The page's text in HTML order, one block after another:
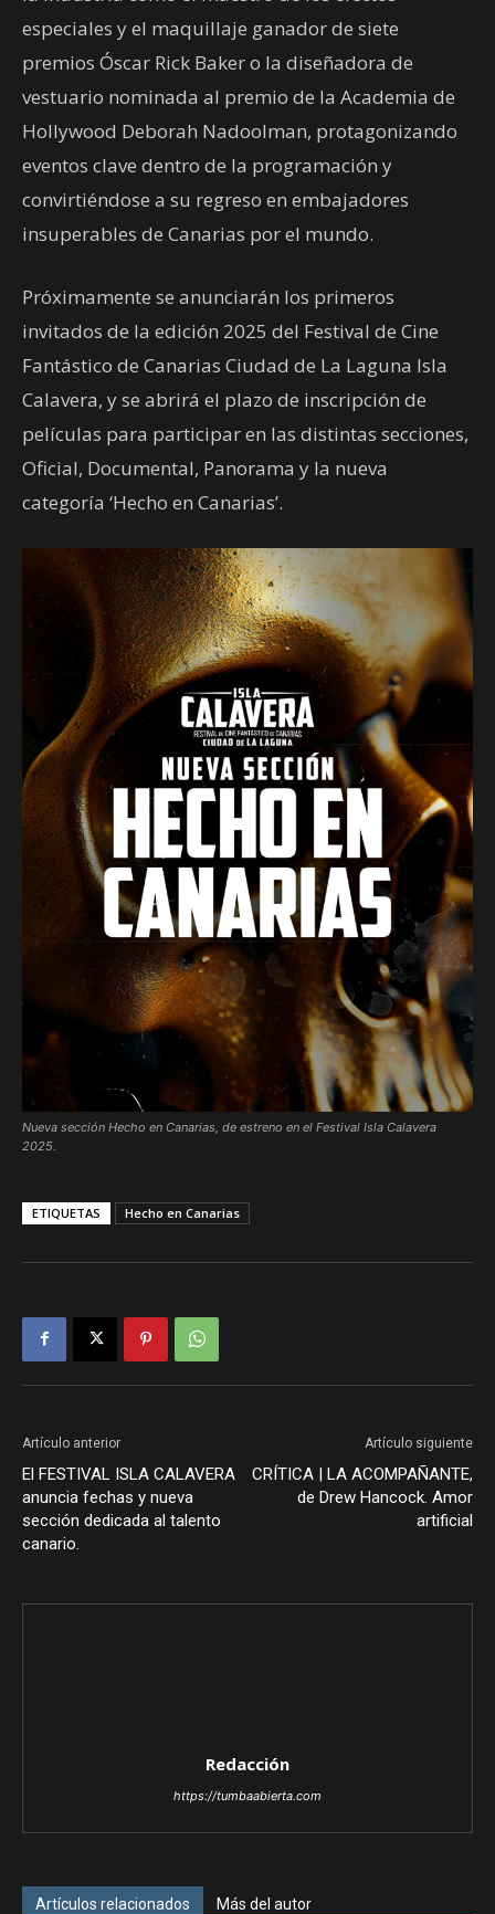
especiales y el maquillaje ganador de siete
premios Óscar Rick Baker o la diseñadora de
vestuario nominada al premio de la Academia de
Hollywood Deborah Nadoolman, protagonizando
eventos clave dentro de la programación y
convirtiéndose a su regreso en embajadores
insuperables de Canarias por el mundo.
Próximamente se anunciarán los primeros
invitados de la edición 2025 del Festival de Cine
Fantástico de Canarias Ciudad de La Laguna Isla
Calavera, y se abrirá el plazo de inscripción de
películas para participar en las distintas secciones,
Oficial, Documental, Panorama y la nueva
categoría ‘Hecho en Canarias’.
Nueva sección Hecho en Canarias, de estreno en el Festival Isla Calavera
2025.
ETIQUETAS Hecho en Canarias
Artículo anterior
El FESTIVAL ISLA CALAVERA
anuncia fechas y nueva
sección dedicada al talento
canario.
Artículo siguiente
CRÍTICA | LA ACOMPAÑANTE,
de Drew Hancock. Amor
artificial
Redacción
https://tumbaabierta.com
Artículos relacionados Más del autor